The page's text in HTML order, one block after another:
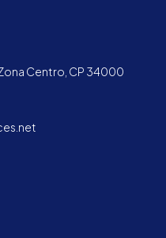
Centro, CP 34000